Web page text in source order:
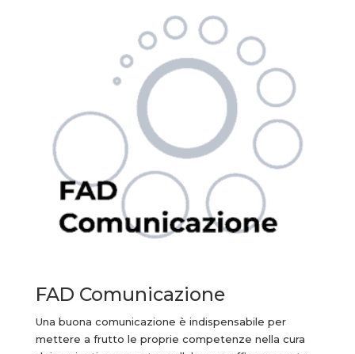
FAD Comunicazione
Una buona comunicazione è indispensabile per
mettere a frutto le proprie competenze nella cura